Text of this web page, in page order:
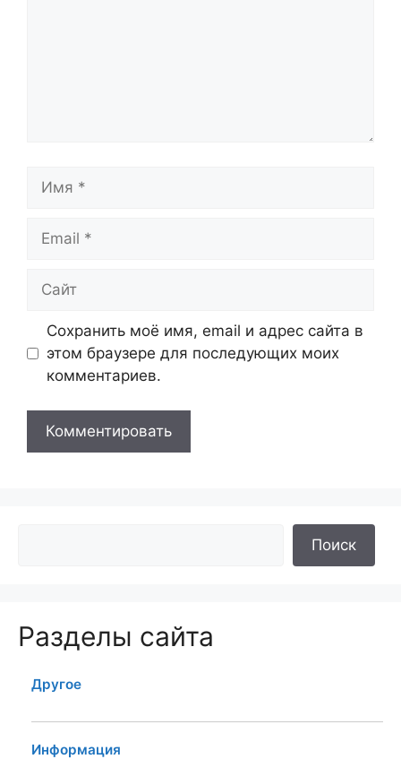
Имя
Email
Сайт
Сохранить моё имя, email и адрес сайта в
этом браузере для последующих моих
комментариев.
Поиск
Разделы сайта
Другое
Информация